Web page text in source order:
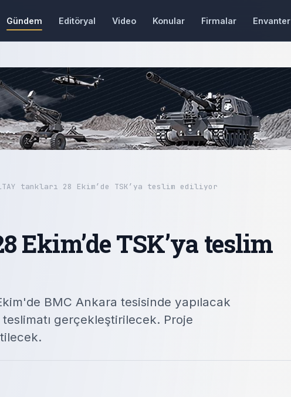
Gündem Editöryal Video Konular Firmalar Envanter
tankları 28 Ekim’de TSK’ya teslim ediliyor
Ekim’de TSK’ya teslim
BMC Ankara tesisinde yapılacak
gerçekleştirilecek. Proje